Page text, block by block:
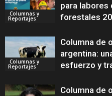
Columnas y
Reportajes
para labores
forestales
Columnas y
Reportajes
Columna de
argentina:
esfuerzo y
Columna de